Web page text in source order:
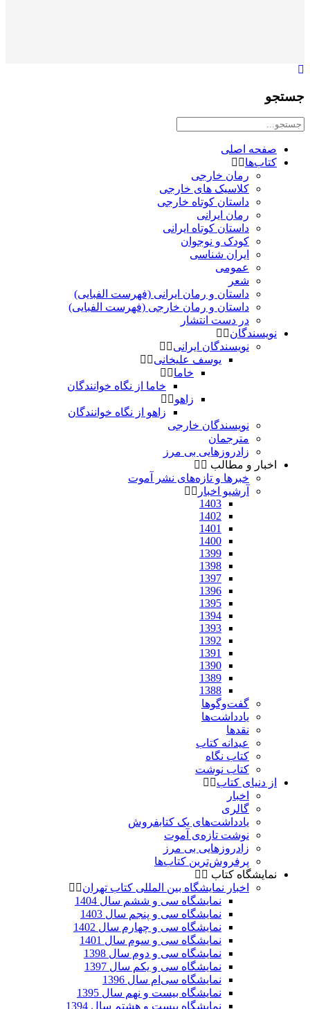
جستجو
صفحه اصلی
کتاب‌ها
رمان خارجی
کلاسیک های خارجی
داستان کوتاه خارجی
رمان ایرانی
داستان کوتاه ایرانی
کودک و نوجوان
ایران شناسی
عمومی
شعر
داستان و رمان ایرانی (فهرست الفبایی)
داستان و رمان خارجی (فهرست الفبایی)
در دست انتشار
نویسندگان
نویسندگان ایرانی
یوسف علیخانی
خاما
خاما از نگاه خوانندگان
زاهو
زاهو از نگاه خوانندگان
نویسندگان خارجی
مترجمان
زادروزهایی بی مرز
اخبار و مطالب
خبرها و تازه‌های نشر آموت
آرشیو اخبار
1403
1402
1401
1400
1399
1398
1397
1396
1395
1394
1393
1392
1391
1390
1389
1388
گفت‌وگوها
یادداشت‌ها
نقدها
عیدانه کتاب
کتاب نگاه
کتاب نوشت
از دنیای کتاب
اخبار
گالری
یادداشت‌های یک کتابفروش
نوشت تازه‌ی آموت
زادروزهایی بی مرز
پرفروش‌ترین کتاب‌ها
نمایشگاه کتاب
اخبار نمایشگاه بین المللی کتاب تهران
نمایشگاه سی و ششم سال 1404
نمایشگاه سی و پنجم سال 1403
نمایشگاه سی و چهارم سال 1402
نمایشگاه سی و سوم سال 1401
نمایشگاه سی و دوم سال 1398
نمایشگاه سی و یکم سال 1397
نمایشگاه سی‌ام سال 1396
نمایشگاه بیست و نهم سال 1395
نمایشگاه بیست و هشتم سال 1394